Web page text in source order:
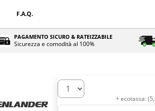
F.A.Q.
PAGAMENTO SICURO & RATEIZZABILE
Sicurezza e comodità al 100%
Quantità
+ ecotassa: (5,